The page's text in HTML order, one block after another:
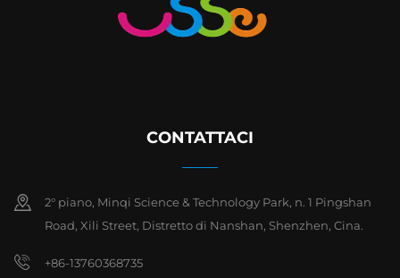
CONTATTACI
2° piano, Minqi Science & Technology Park, n. 1 Pingshan
Road, Xili Street, Distretto di Nanshan, Shenzhen, Cina.
+86-13760368735